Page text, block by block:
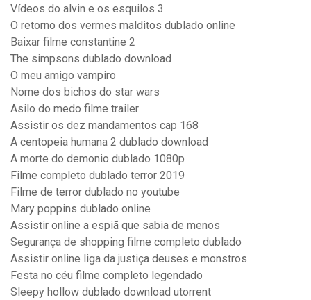
Vídeos do alvin e os esquilos 3
O retorno dos vermes malditos dublado online
Baixar filme constantine 2
The simpsons dublado download
O meu amigo vampiro
Nome dos bichos do star wars
Asilo do medo filme trailer
Assistir os dez mandamentos cap 168
A centopeia humana 2 dublado download
A morte do demonio dublado 1080p
Filme completo dublado terror 2019
Filme de terror dublado no youtube
Mary poppins dublado online
Assistir online a espiã que sabia de menos
Segurança de shopping filme completo dublado
Assistir online liga da justiça deuses e monstros
Festa no céu filme completo legendado
Sleepy hollow dublado download utorrent